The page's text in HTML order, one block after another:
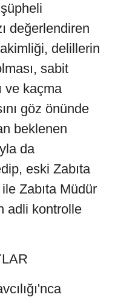
değerlendiren
delillerin
sabit
ve kaçma
göz önünde
beklenen
da
eski Zabıta
Zabıta Müdür
adli kontrolle